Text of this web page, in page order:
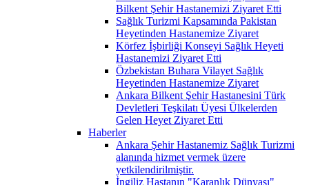
Bilkent Şehir Hastanemizi Ziyaret Etti
Sağlık Turizmi Kapsamında Pakistan
Heyetinden Hastanemize Ziyaret
Körfez İşbirliği Konseyi Sağlık Heyeti
Hastanemizi Ziyaret Etti
Özbekistan Buhara Vilayet Sağlık
Heyetinden Hastanemize Ziyaret
Ankara Bilkent Şehir Hastanesini Türk
Devletleri Teşkilatı Üyesi Ülkelerden
Gelen Heyet Ziyaret Etti
Haberler
Ankara Şehir Hastanemiz Sağlık Turizmi
alanında hizmet vermek üzere
yetkilendirilmiştir.
İngiliz Hastanın "Karanlık Dünyası"